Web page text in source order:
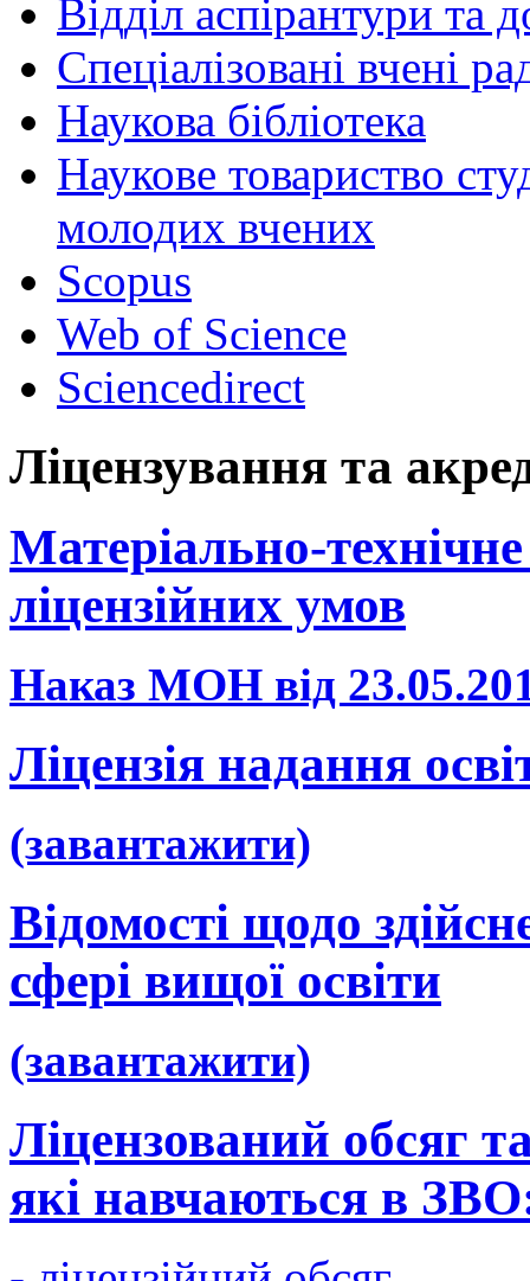
Відділ аспірантури та
Спеціалізовані вчені
Наукова бібліотека
Наукове товариство
молодих вчених
Scopus
Web of Science
Sciencedirect
Ліцензування та
Матеріально-технічне
ліцензійних умов
Наказ МОН від
Ліцензія надання
(завантажити)
Відомості щодо
сфері вищої освіти
(завантажити)
Ліцензований обсяг
які навчаються в